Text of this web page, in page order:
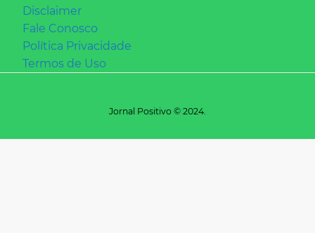
Disclaimer
Fale Conosco
Política Privacidade
Termos de Uso
Jornal Positivo © 2024.